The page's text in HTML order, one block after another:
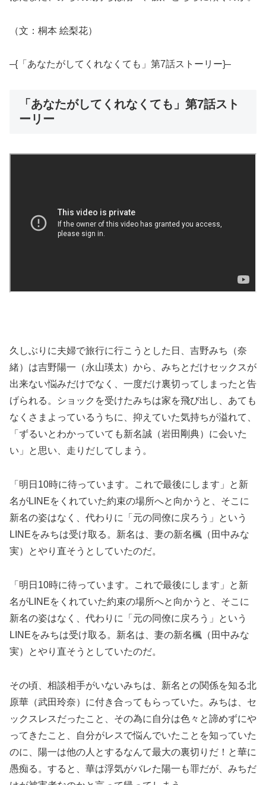
（文：桐本 絵梨花）
–{「あなたがしてくれなくても」第7話ストーリー}–
「あなたがしてくれなくても」第7話スト
ーリー
久しぶりに夫婦で旅行に行こうとした日、吉野みち（奈
緒）は吉野陽一（永山瑛太）から、みちとだけセックスが
出来ない悩みだけでなく、一度だけ裏切ってしまったと告
げられる。ショックを受けたみちは家を飛び出し、あても
なくさまよっているうちに、抑えていた気持ちが溢れて、
「ずるいとわかっていても新名誠（岩田剛典）に会いた
い」と思い、走りだしてしまう。
「明日10時に待っています。これで最後にします」と新
名がLINEをくれていた約束の場所へと向かうと、そこに
新名の姿はなく、代わりに「元の同僚に戻ろう」という
LINEをみちは受け取る。新名は、妻の新名楓（田中みな
実）とやり直そうとしていたのだ。
「明日10時に待っています。これで最後にします」と新
名がLINEをくれていた約束の場所へと向かうと、そこに
新名の姿はなく、代わりに「元の同僚に戻ろう」という
LINEをみちは受け取る。新名は、妻の新名楓（田中みな
実）とやり直そうとしていたのだ。
その頃、相談相手がいないみちは、新名との関係を知る北
原華（武田玲奈）に付き合ってもらっていた。みちは、セ
ックスレスだったこと、その為に自分は色々と諦めずにや
ってきたこと、自分がレスで悩んでいたことを知っていた
のに、陽一は他の人とするなんて最大の裏切りだ！と華に
愚痴る。すると、華は浮気がバレた陽一も罪だが、みちだ